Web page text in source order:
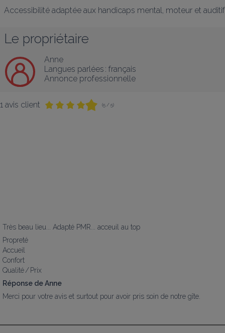
Accessibilité adaptée aux handicaps mental, moteur et auditif
Le propriétaire
Anne
Langues parlées : français
Annonce professionnelle
1 avis client (5 / 5)
Très beau lieu... Adapté PMR... acceuil au top
Propreté
Accueil
Confort
Qualité / Prix
Réponse de Anne
Merci pour votre avis et surtout pour avoir pris soin de notre gîte.